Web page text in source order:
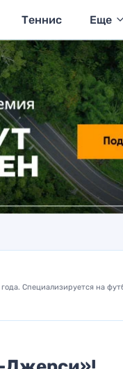
Теннис Еще
Специализируется на